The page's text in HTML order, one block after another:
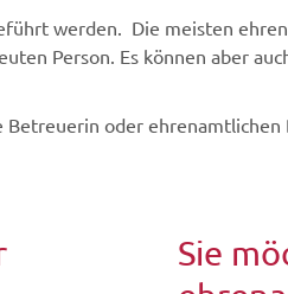
werden. Die meisten
Person. Es können aber
oder
Sie